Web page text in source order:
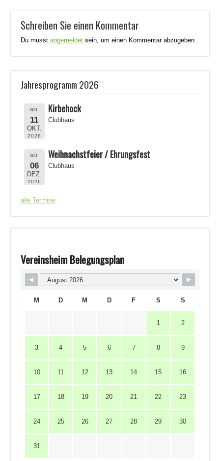
Schreiben Sie einen Kommentar
Du musstangemeldet sein, um einen Kommentar abzugeben.
Jahresprogramm 2026
SO.
11
OKT.
2026
Kirbehock
Clubhaus
SO.
06
DEZ.
2026
Weihnachstfeier / Ehrungsfest
Clubhaus
alle Termine
Vereinsheim Belegungsplan
M D M D F S S
1 2
3 4 5 6 7 8 9
10 11 12 13 14 15 16
17 18 19 20 21 22 23
24 25 26 27 28 29 30
31